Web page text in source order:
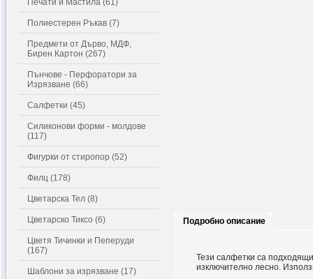
Печати и Мастила (61)
Полиестерен Ръкав (7)
Предмети от Дърво, МДФ,
Бирен Картон (267)
Пънчове - Перфоратори за
Изрязване (66)
Салфетки (45)
Силиконови форми - молдове
(117)
Фигурки от стиропор (52)
Филц (178)
Цветарска Тел (8)
Цветарско Тиксо (6)
Цветя Тичинки и Пеперуди
(167)
Шаблони за изрязване (17)
Подробно описание
Тези салфетки са
изключително лесно.